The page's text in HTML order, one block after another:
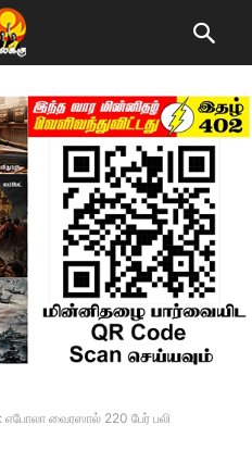
வைரஸால் 220 பேர் பலி